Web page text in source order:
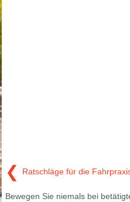
❮ Ratschläge für die
Bewegen Sie niemals bei